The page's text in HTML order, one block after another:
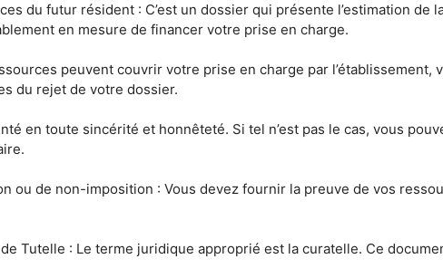
du futur résident : C’est un dossier qui présente l’estimation de
en mesure de financer votre prise en charge.
peuvent couvrir votre prise en charge par l’établissement,
du rejet de votre dossier.
en toute sincérité et honnêteté. Si tel n’est pas le cas, vous
ou de non-imposition : Vous devez fournir la preuve de vos
Tutelle : Le terme juridique approprié est la curatelle. Ce